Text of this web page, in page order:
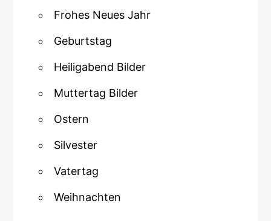
Frohes Neues Jahr
Geburtstag
Heiligabend Bilder
Muttertag Bilder
Ostern
Silvester
Vatertag
Weihnachten